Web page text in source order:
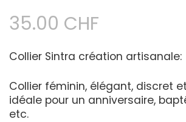
35.00 CHF
Collier Sintra création artisanale:
Collier féminin, élégant, discret
idéale pour un anniversaire,
etc.